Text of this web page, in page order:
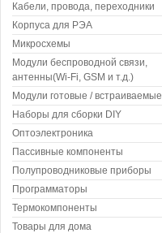
Кабели, провода, переходники
Корпуса для РЭА
Микросхемы
Модули беспроводной связи,
антенны(Wi-Fi, GSM и т.д.)
Модули готовые / встраиваемые
Наборы для сборки DIY
Оптоэлектроника
Пассивные компоненты
Полупроводниковые приборы
Программаторы
Термокомпоненты
Товары для дома